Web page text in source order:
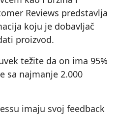
Reviews predstavlja
koju je dobavljač
proizvod.
težite da on ima 95%
sa najmanje 2.000
imaju svoj feedback